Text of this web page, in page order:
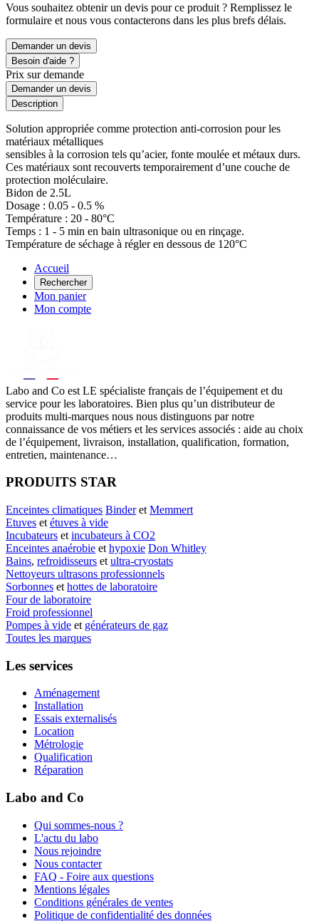
Vous souhaitez obtenir un devis pour ce produit ? Remplissez le
formulaire et nous vous contacterons dans les plus brefs délais.
Demander un devis
Besoin d'aide ?
Prix sur demande
Demander un devis
Description
Solution appropriée comme protection anti-corrosion pour les
matériaux métalliques
sensibles à la corrosion tels qu’acier, fonte moulée et métaux durs.
Ces matériaux sont recouverts temporairement d’une couche de
protection moléculaire.
Bidon de 2.5L
Dosage : 0.05 - 0.5 %
Température : 20 - 80°C
Temps : 1 - 5 min en bain ultrasonique ou en rinçage.
Température de séchage à régler en dessous de 120°C
Accueil
Rechercher
Mon panier
Mon compte
Labo and Co est LE spécialiste français de l’équipement et du
service pour les laboratoires. Bien plus qu’un distributeur de
produits multi-marques nous nous distinguons par notre
connaissance de vos métiers et les services associés : aide au choix
de l’équipement, livraison, installation, qualification, formation,
entretien, maintenance…
PRODUITS STAR
Enceintes climatiques Binderet Memmert
Etuves et étuves à vide
Incubateurs et incubateurs à CO2
Enceintes anaérobie et hypoxie Don Whitley
Bains, refroidisseurs et ultra-cryostats
Nettoyeurs ultrasons professionnels
Sorbonnes et hottes de laboratoire
Four de laboratoire
Froid professionnel
Pompes à vide et générateurs de gaz
Toutes les marques
Les services
Aménagement
Installation
Essais externalisés
Location
Métrologie
Qualification
Réparation
Labo and Co
Qui sommes-nous ?
L'actu du labo
Nous rejoindre
Nous contacter
FAQ - Foire aux questions
Mentions légales
Conditions générales de ventes
Politique de confidentialité des données